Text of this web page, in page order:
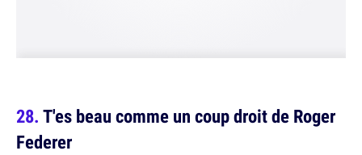
T'es beau comme un coup droit de Roger
Federer